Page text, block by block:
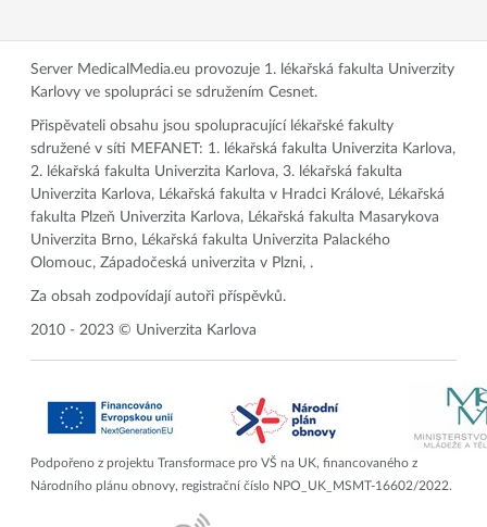
Server MedicalMedia.eu provozuje 1. lékařská fakulta Univerzity
Karlovy ve spolupráci se sdružením Cesnet.
Přispěvateli obsahu jsou spolupracující lékařské fakulty
sdružené v síti MEFANET: 1. lékařská fakulta Univerzita Karlova,
2. lékařská fakulta Univerzita Karlova, 3. lékařská fakulta
Univerzita Karlova, Lékařská fakulta v Hradci Králové, Lékařská
fakulta Plzeň Univerzita Karlova, Lékařská fakulta Masarykova
Univerzita Brno, Lékařská fakulta Univerzita Palackého
Olomouc, Západočeská univerzita v Plzni, .
Za obsah zodpovídají autoři příspěvků.
2010 - 2023 © Univerzita Karlova
Podpořeno z projektu Transformace pro VŠ na UK, financovaného z
Národního plánu obnovy, registrační číslo NPO_UK_MSMT-16602/2022.